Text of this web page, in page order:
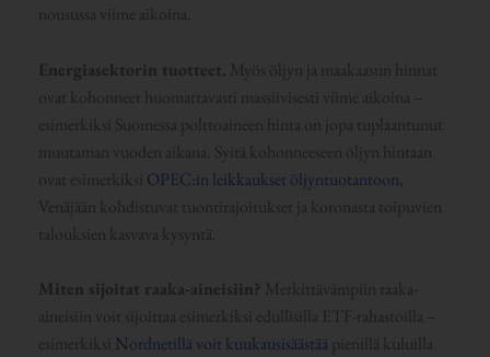
nousussa viime aikoina.
Energiasektorin tuotteet. Myös öljyn ja maakaasun hinnat
ovat kohonneet huomattavasti massiivisesti viime aikoina –
esimerkiksi Suomessa polttoaineen hinta on jopa tuplaantunut
muutaman vuoden aikana. Syitä kohonneeseen öljyn hintaan
ovat esimerkiksi OPEC:in leikkaukset öljyntuotantoon,
Venäjään kohdistuvat tuontirajoitukset ja koronasta toipuvien
talouksien kasvava kysyntä.
Miten sijoitat raaka-aineisiin? Merkittävämpiin raaka-
aineisiin voit sijoittaa esimerkiksi edullisilla ETF-rahastoilla –
esimerkiksi Nordnetillä voit kuukausisäästääpienillä kuluilla